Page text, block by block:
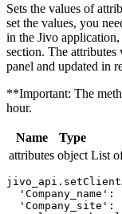
Sets the values ​​of
set the values, you
in the Jivo
section. The
panel and updated in
**Important: The
hour.
Name Type
attributes object List
'Company_name':
'Company_site':